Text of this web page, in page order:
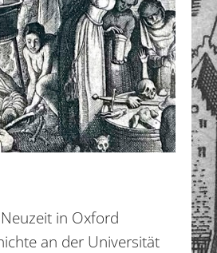
in Oxford
an der Universität